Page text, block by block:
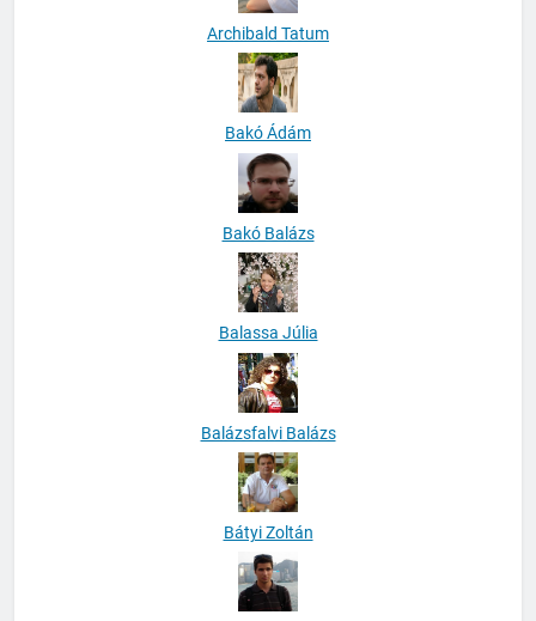
Archibald Tatum
Bakó Ádám
Bakó Balázs
Balassa Júlia
Balázsfalvi Balázs
Bátyi Zoltán